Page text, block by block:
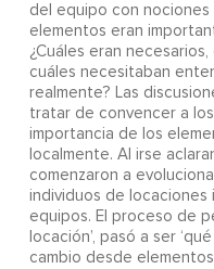
del equipo con
elementos eran
¿Cuáles eran
cuáles necesitaban
realmente? Las
tratar de convencer a
importancia de los
localmente. Al irse
comenzaron a
individuos de
equipos. El proceso de
locación’, pasó a ser
cambio desde